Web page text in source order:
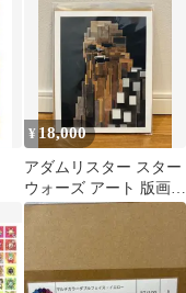
¥18,000
アダムリスター スター
ウォーズ アート 版画
チューバッカ シルクス